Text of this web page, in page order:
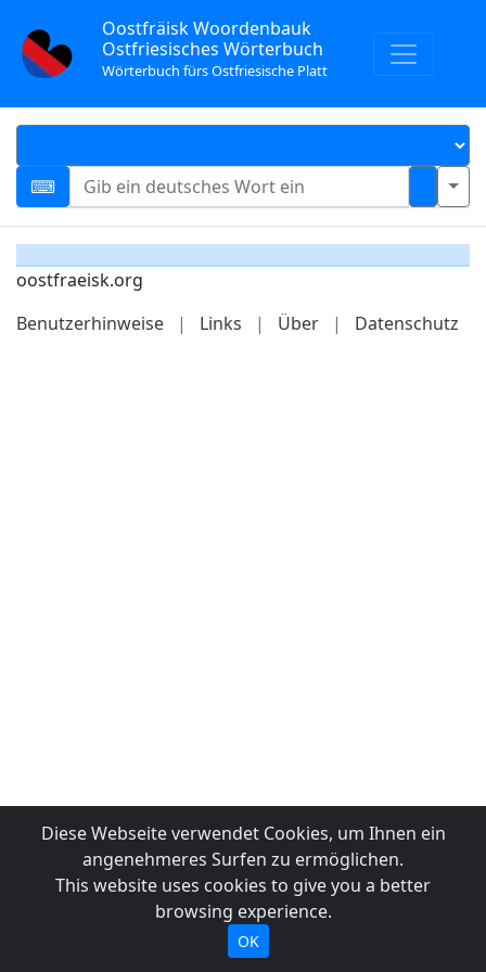
Oostfräisk Woordenbauk
Ostfriesisches Wörterbuch
Wörterbuch fürs Ostfriesische Platt
oostfraeisk.org
Benutzerhinweise
| Links | Über | Datenschutz
Diese Webseite verwendet Cookies, um Ihnen ein
angenehmeres Surfen zu ermöglichen.
This website uses cookies to give you a better
browsing experience.
OK